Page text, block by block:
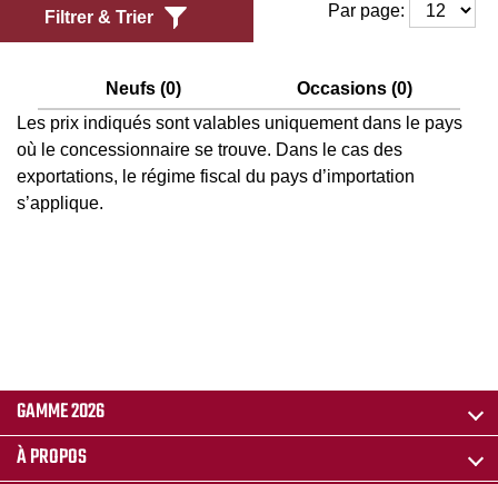
Filtrer & Trier Par page:
Neufs (0)
Occasions (0)
Les prix indiqués sont valables uniquement dans le pays
où le concessionnaire se trouve. Dans le cas des
exportations, le régime fiscal du pays d’importation
s’applique.
GAMME 2026
À PROPOS